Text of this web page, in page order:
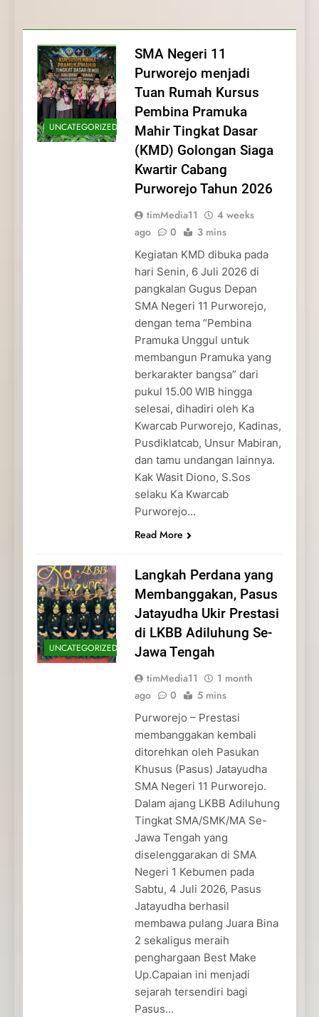
dan Pengabdian Generasi
Pramuka
Pramuka
Kepedulian
UNCATEGORIZED
SMA Negeri 11
Purworejo menjadi
Tuan Rumah Kursus
Pembina Pramuka
Mahir Tingkat Dasar
(KMD) Golongan Siaga
Kwartir Cabang
Purworejo Tahun 2026
timMedia11
4 weeks
ago
0 3 mins
Kegiatan KMD dibuka pada
hari Senin, 6 Juli 2026 di
pangkalan Gugus Depan
SMA Negeri 11 Purworejo,
dengan tema “Pembina
Pramuka Unggul untuk
membangun Pramuka yang
berkarakter bangsa” dari
pukul 15.00 WIB hingga
selesai, dihadiri oleh Ka
Kwarcab Purworejo, Kadinas,
Pusdiklatcab, Unsur Mabiran,
dan tamu undangan lainnya.
Kak Wasit Diono, S.Sos
selaku Ka Kwarcab
Purworejo…
Read More
UNCATEGORIZED
Langkah Perdana yang
Membanggakan, Pasus
Jatayudha Ukir Prestasi
di LKBB Adiluhung Se-
Jawa Tengah
timMedia11
1 month
ago
0 5 mins
Purworejo – Prestasi
membanggakan kembali
ditorehkan oleh Pasukan
Khusus (Pasus) Jatayudha
SMA Negeri 11 Purworejo.
Dalam ajang LKBB Adiluhung
Tingkat SMA/SMK/MA Se-
Jawa Tengah yang
diselenggarakan di SMA
Negeri 1 Kebumen pada
Sabtu, 4 Juli 2026, Pasus
Jatayudha berhasil
membawa pulang Juara Bina
2 sekaligus meraih
penghargaan Best Make
Up.Capaian ini menjadi
sejarah tersendiri bagi
Pasus…